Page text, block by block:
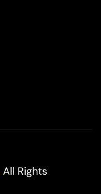
All Rights